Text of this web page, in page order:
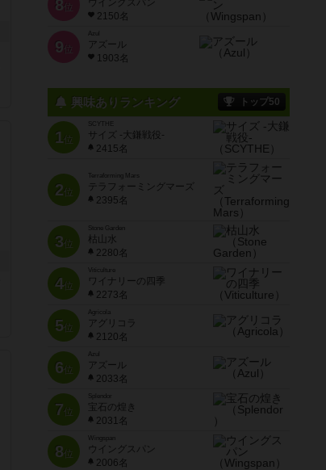
8 位
ウイングスパン
2150名
9 位
Azul
アズール
1903名
興味ありランキング トップ50
1位
SCYTHE
サイズ -大鎌戦役-
2415名
2位
Terraforming Mars
テラフォーミングマーズ
2395名
3位
Stone Garden
枯山水
2280名
4位
Viticulture
ワイナリーの四季
2273名
5位
Agricola
アグリコラ
2120名
6位
Azul
アズール
2033名
7位
宝石の煌き
2031名
8位
Wingspan
ウイングスパン
2006名